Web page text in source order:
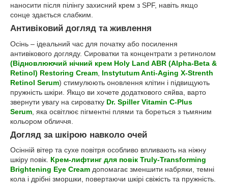
наносити після пілінгу захисний крем з SPF, навіть якщо
сонце здається слабким.
Антивіковий догляд та живлення
Осінь – ідеальний час для початку або посилення
антивікового догляду. Сироватки та концентрати з ретинолом
(Відновлюючий нічний крем Holy Land ABR (Alpha-Beta &
Retinol) Restoring Cream Instytutum Anti-Aging X-Strenth
Retinol Serum) стимулюють оновлення клітин і підвищують
пружність шкіри. Якщо ви хочете додаткового сяйва, варто
звернути увагу на сироватку Dr. Spiller Vitamin C-Plus
Serum , яка освітлює пігментні плями та бореться з тьмяним
кольором обличчя.
Догляд за шкірою навколо очей
Осінній вітер та сухе повітря особливо впливають на ніжну
шкіру повік. Крем-лифтинг для повік Truly-Transforming
Brightening Eye Cream допомагає зменшити набряки, темні
кола і дрібні зморшки, повертаючи шкірі свіжість та пружність.